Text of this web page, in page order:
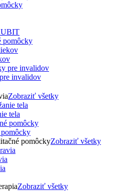
pomôcky
invalidov
Zobraziť všetky
tela
pomôckyZobraziť všetky
Zobraziť všetky